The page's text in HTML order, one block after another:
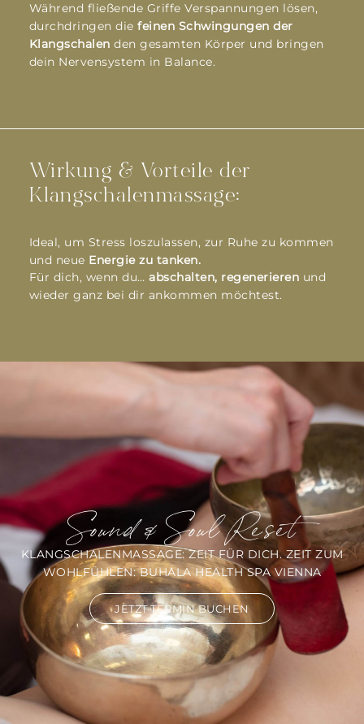
Während fließende Griffe Verspannungen lösen,
durchdringen die feinen Schwingungen der
Klangschalenden gesamten Körper und bringen
dein Nervensystem in Balance.
Wirkung & Vorteile der
Klangschalenmassage:
Ideal, um Stress loszulassen, zur Ruhe zu kommen
und neue Energie zu tanken.
Für dich, wenn du…abschalten, regenerieren und
wieder ganz bei dir ankommen möchtest.
Sound & Soul Reset
KLANGSCHALENMASSAGE: ZEIT FÜR DICH. ZEIT ZUM
WOHLFÜHLEN: BUHALA HEALTH SPA VIENNA
JETZT TERMIN BUCHEN